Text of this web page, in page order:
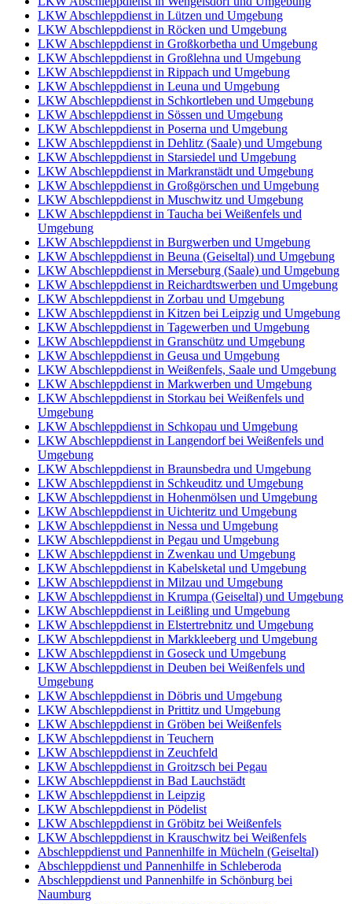
LKW Abschleppdienst in Lützen und Umgebung
LKW Abschleppdienst in Röcken und Umgebung
LKW Abschleppdienst in Großkorbetha und Umgebung
LKW Abschleppdienst in Großlehna und Umgebung
LKW Abschleppdienst in Rippach und Umgebung
LKW Abschleppdienst in Leuna und Umgebung
LKW Abschleppdienst in Schkortleben und Umgebung
LKW Abschleppdienst in Sössen und Umgebung
LKW Abschleppdienst in Poserna und Umgebung
LKW Abschleppdienst in Dehlitz (Saale) und Umgebung
LKW Abschleppdienst in Starsiedel und Umgebung
LKW Abschleppdienst in Markranstädt und Umgebung
LKW Abschleppdienst in Großgörschen und Umgebung
LKW Abschleppdienst in Muschwitz und Umgebung
LKW Abschleppdienst in Taucha bei Weißenfels und
Umgebung
LKW Abschleppdienst in Burgwerben und Umgebung
LKW Abschleppdienst in Beuna (Geiseltal) und Umgebung
LKW Abschleppdienst in Merseburg (Saale) und Umgebung
LKW Abschleppdienst in Reichardtswerben und Umgebung
LKW Abschleppdienst in Zorbau und Umgebung
LKW Abschleppdienst in Kitzen bei Leipzig und Umgebung
LKW Abschleppdienst in Tagewerben und Umgebung
LKW Abschleppdienst in Granschütz und Umgebung
LKW Abschleppdienst in Geusa und Umgebung
LKW Abschleppdienst in Weißenfels, Saale und Umgebung
LKW Abschleppdienst in Markwerben und Umgebung
LKW Abschleppdienst in Storkau bei Weißenfels und
Umgebung
LKW Abschleppdienst in Schkopau und Umgebung
LKW Abschleppdienst in Langendorf bei Weißenfels und
Umgebung
LKW Abschleppdienst in Braunsbedra und Umgebung
LKW Abschleppdienst in Schkeuditz und Umgebung
LKW Abschleppdienst in Hohenmölsen und Umgebung
LKW Abschleppdienst in Uichteritz und Umgebung
LKW Abschleppdienst in Nessa und Umgebung
LKW Abschleppdienst in Pegau und Umgebung
LKW Abschleppdienst in Zwenkau und Umgebung
LKW Abschleppdienst in Kabelsketal und Umgebung
LKW Abschleppdienst in Milzau und Umgebung
LKW Abschleppdienst in Krumpa (Geiseltal) und Umgebung
LKW Abschleppdienst in Leißling und Umgebung
LKW Abschleppdienst in Elstertrebnitz und Umgebung
LKW Abschleppdienst in Markkleeberg und Umgebung
LKW Abschleppdienst in Goseck und Umgebung
LKW Abschleppdienst in Deuben bei Weißenfels und
Umgebung
LKW Abschleppdienst in Döbris und Umgebung
LKW Abschleppdienst in Prittitz und Umgebung
LKW Abschleppdienst in Gröben bei Weißenfels
LKW Abschleppdienst in Teuchern
LKW Abschleppdienst in Zeuchfeld
LKW Abschleppdienst in Groitzsch bei Pegau
LKW Abschleppdienst in Bad Lauchstädt
LKW Abschleppdienst in Leipzig
LKW Abschleppdienst in Pödelist
LKW Abschleppdienst in Gröbitz bei Weißenfels
LKW Abschleppdienst in Krauschwitz bei Weißenfels
Abschleppdienst und Pannenhilfe in Mücheln (Geiseltal)
Abschleppdienst und Pannenhilfe in Schleberoda
Abschleppdienst und Pannenhilfe in Schönburg bei
Naumburg